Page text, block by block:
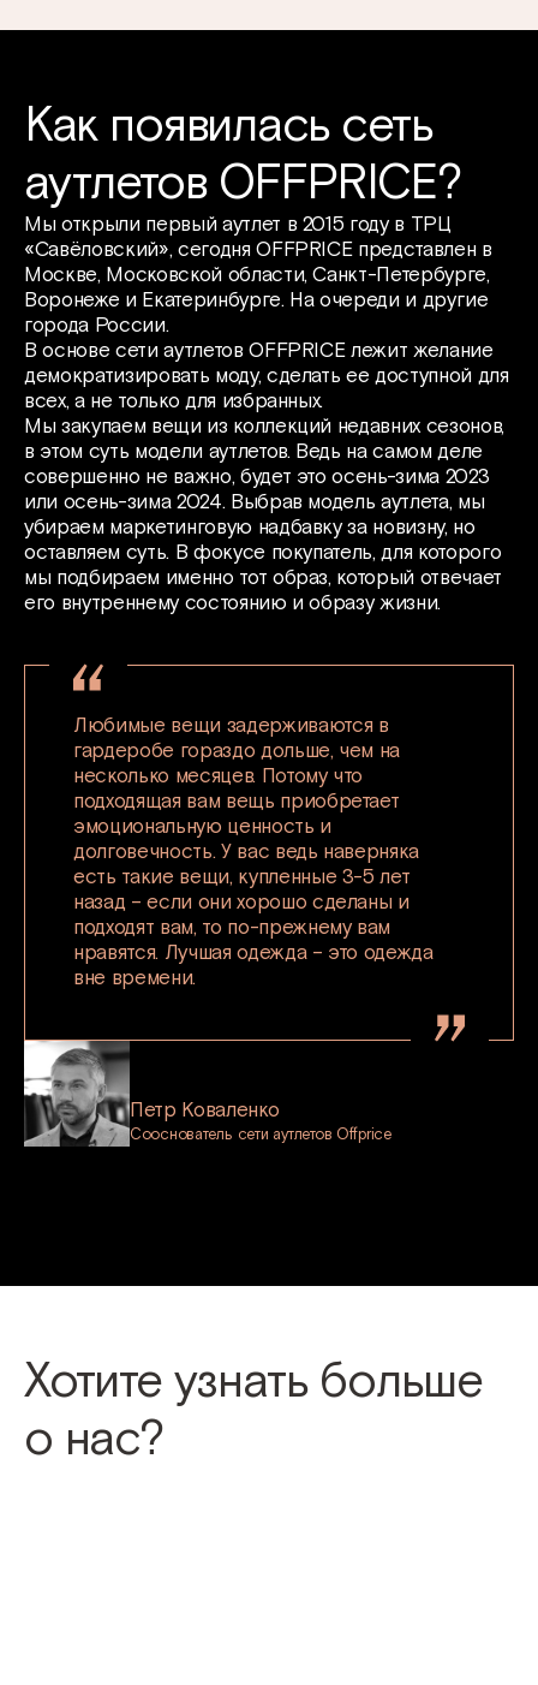
Как появилась сеть
аутлетов OFFPRICE?
Мы открыли первый аутлет в 2015 году в ТРЦ
«Савёловский», сегодня OFFPRICE представлен в
Москве, Московской области, Санкт-Петербурге,
Воронеже и Екатеринбурге. На очереди и другие
города России.
В основе сети аутлетов OFFPRICE лежит желание
демократизировать моду, сделать ее доступной для
всех, а не только для избранных.
Мы закупаем вещи из коллекций недавних сезонов,
в этом суть модели аутлетов. Ведь на самом деле
совершенно не важно, будет это осень-зима 2023
или осень-зима 2024. Выбрав модель аутлета, мы
убираем маркетинговую надбавку за новизну, но
оставляем суть. В фокусе покупатель, для которого
мы подбираем именно тот образ, который отвечает
его внутреннему состоянию и образу жизни.
Любимые вещи задерживаются в
гардеробе гораздо дольше, чем на
несколько месяцев. Потому что
подходящая вам вещь приобретает
эмоциональную ценность и
долговечность. У вас ведь наверняка
есть такие вещи, купленные 3-5 лет
назад – если они хорошо сделаны и
подходят вам, то по-прежнему вам
нравятся. Лучшая одежда – это одежда
вне времени.
Петр Коваленко
Сооснователь сети аутлетов Offprice
Хотите узнать больше
о нас?